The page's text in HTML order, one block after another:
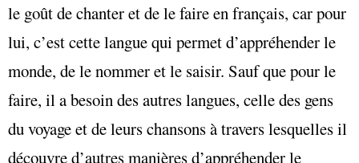
le goût de chanter et de le faire en français, car pour
lui, c’est cette langue qui permet d’appréhender le
monde, de le nommer et le saisir. Sauf que pour le
faire, il a besoin des autres langues, celle des gens
du voyage et de leurs chansons à travers lesquelles il
découvre d’autres manières d’appréhender le